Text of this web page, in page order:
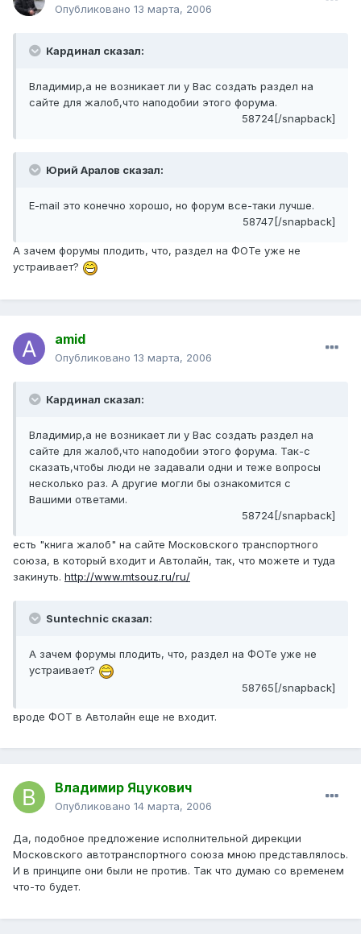
Опубликовано 13 марта, 2006
Кардинал сказал:
Владимир,а не возникает ли у Вас создать раздел на
сайте для жалоб,что наподобии этого форума.
58724[/snapback]
Юрий Аралов сказал:
E-mail это конечно хорошо, но форум все-таки лучше.
58747[/snapback]
А зачем форумы плодить, что, раздел на ФОТе уже не
устраивает?
amid
Опубликовано 13 марта, 2006
Кардинал сказал:
Владимир,а не возникает ли у Вас создать раздел на
сайте для жалоб,что наподобии этого форума. Так-с
сказать,чтобы люди не задавали одни и теже вопросы
несколько раз. А другие могли бы ознакомится с
Вашими ответами.
58724[/snapback]
есть "книга жалоб" на сайте Московского транспортного
союза, в который входит и Автолайн, так, что можете и туда
закинуть. http://www.mtsouz.ru/ru/
Suntechnic сказал:
А зачем форумы плодить, что, раздел на ФОТе уже не
устраивает?
58765[/snapback]
вроде ФОТ в Автолайн еще не входит.
Владимир Яцукович
Опубликовано 14 марта, 2006
Да, подобное предложение исполнительной дирекции
Московского автотранспортного союза мною представлялось.
И в принципе они были не против. Так что думаю со временем
что-то будет.